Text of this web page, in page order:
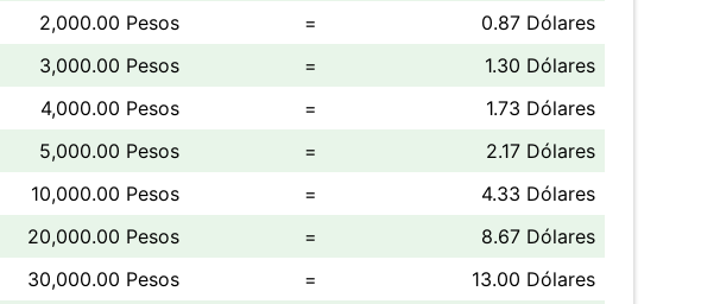
2,000.00 Pesos
=
0.87 Dólares
3,000.00 Pesos
=
1.30 Dólares
4,000.00 Pesos
=
1.73 Dólares
5,000.00 Pesos
=
2.17 Dólares
10,000.00 Pesos
=
4.33 Dólares
20,000.00 Pesos
=
8.67 Dólares
30,000.00 Pesos
=
13.00 Dólares